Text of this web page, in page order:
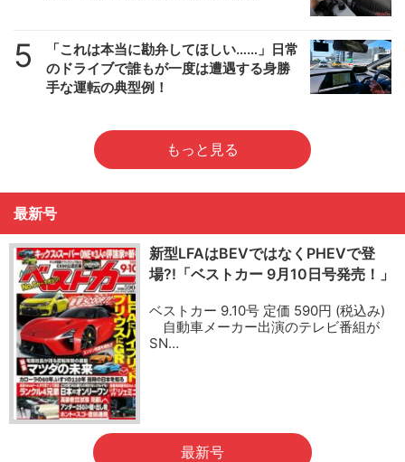
5
「これは本当に勘弁してほしい……」日常
のドライブで誰もが一度は遭遇する身勝
手な運転の典型例！
もっと見る
最新号
新型LFAはBEVではなくPHEVで登
場?!「ベストカー 9月10日号発売！」
ベストカー 9.10号 定価 590円 (税込み)
自動車メーカー出演のテレビ番組が
SN…
最新号